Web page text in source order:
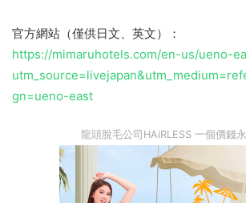
官方網站（僅供日文、英文）：
https://mimaruhotels.com/en-us/ueno-
gn=ueno-east
龍頭脫毛公司HAiRLESS 一個價錢